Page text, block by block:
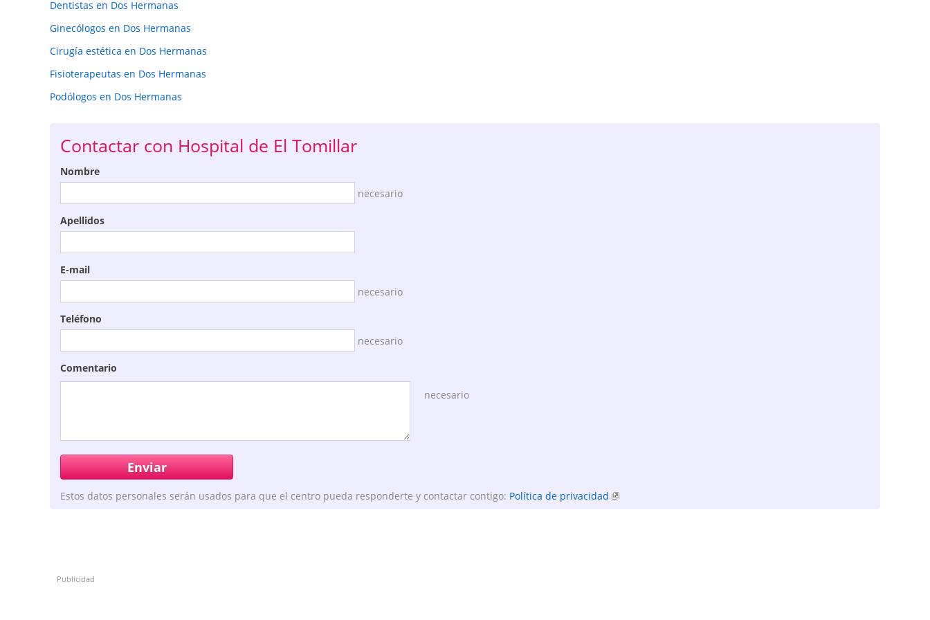
Dentistas en Dos Hermanas
Ginecólogos en Dos Hermanas
Cirugía estética en Dos Hermanas
Fisioterapeutas en Dos Hermanas
Podólogos en Dos Hermanas
Contactar con Hospital de El Tomillar
Nombre
necesario
Apellidos
E-mail
necesario
Teléfono
necesario
Comentario
necesario
Estos datos personales serán usados para que el centro pueda responderte y contactar contigo: Política de privacidad
Publicidad